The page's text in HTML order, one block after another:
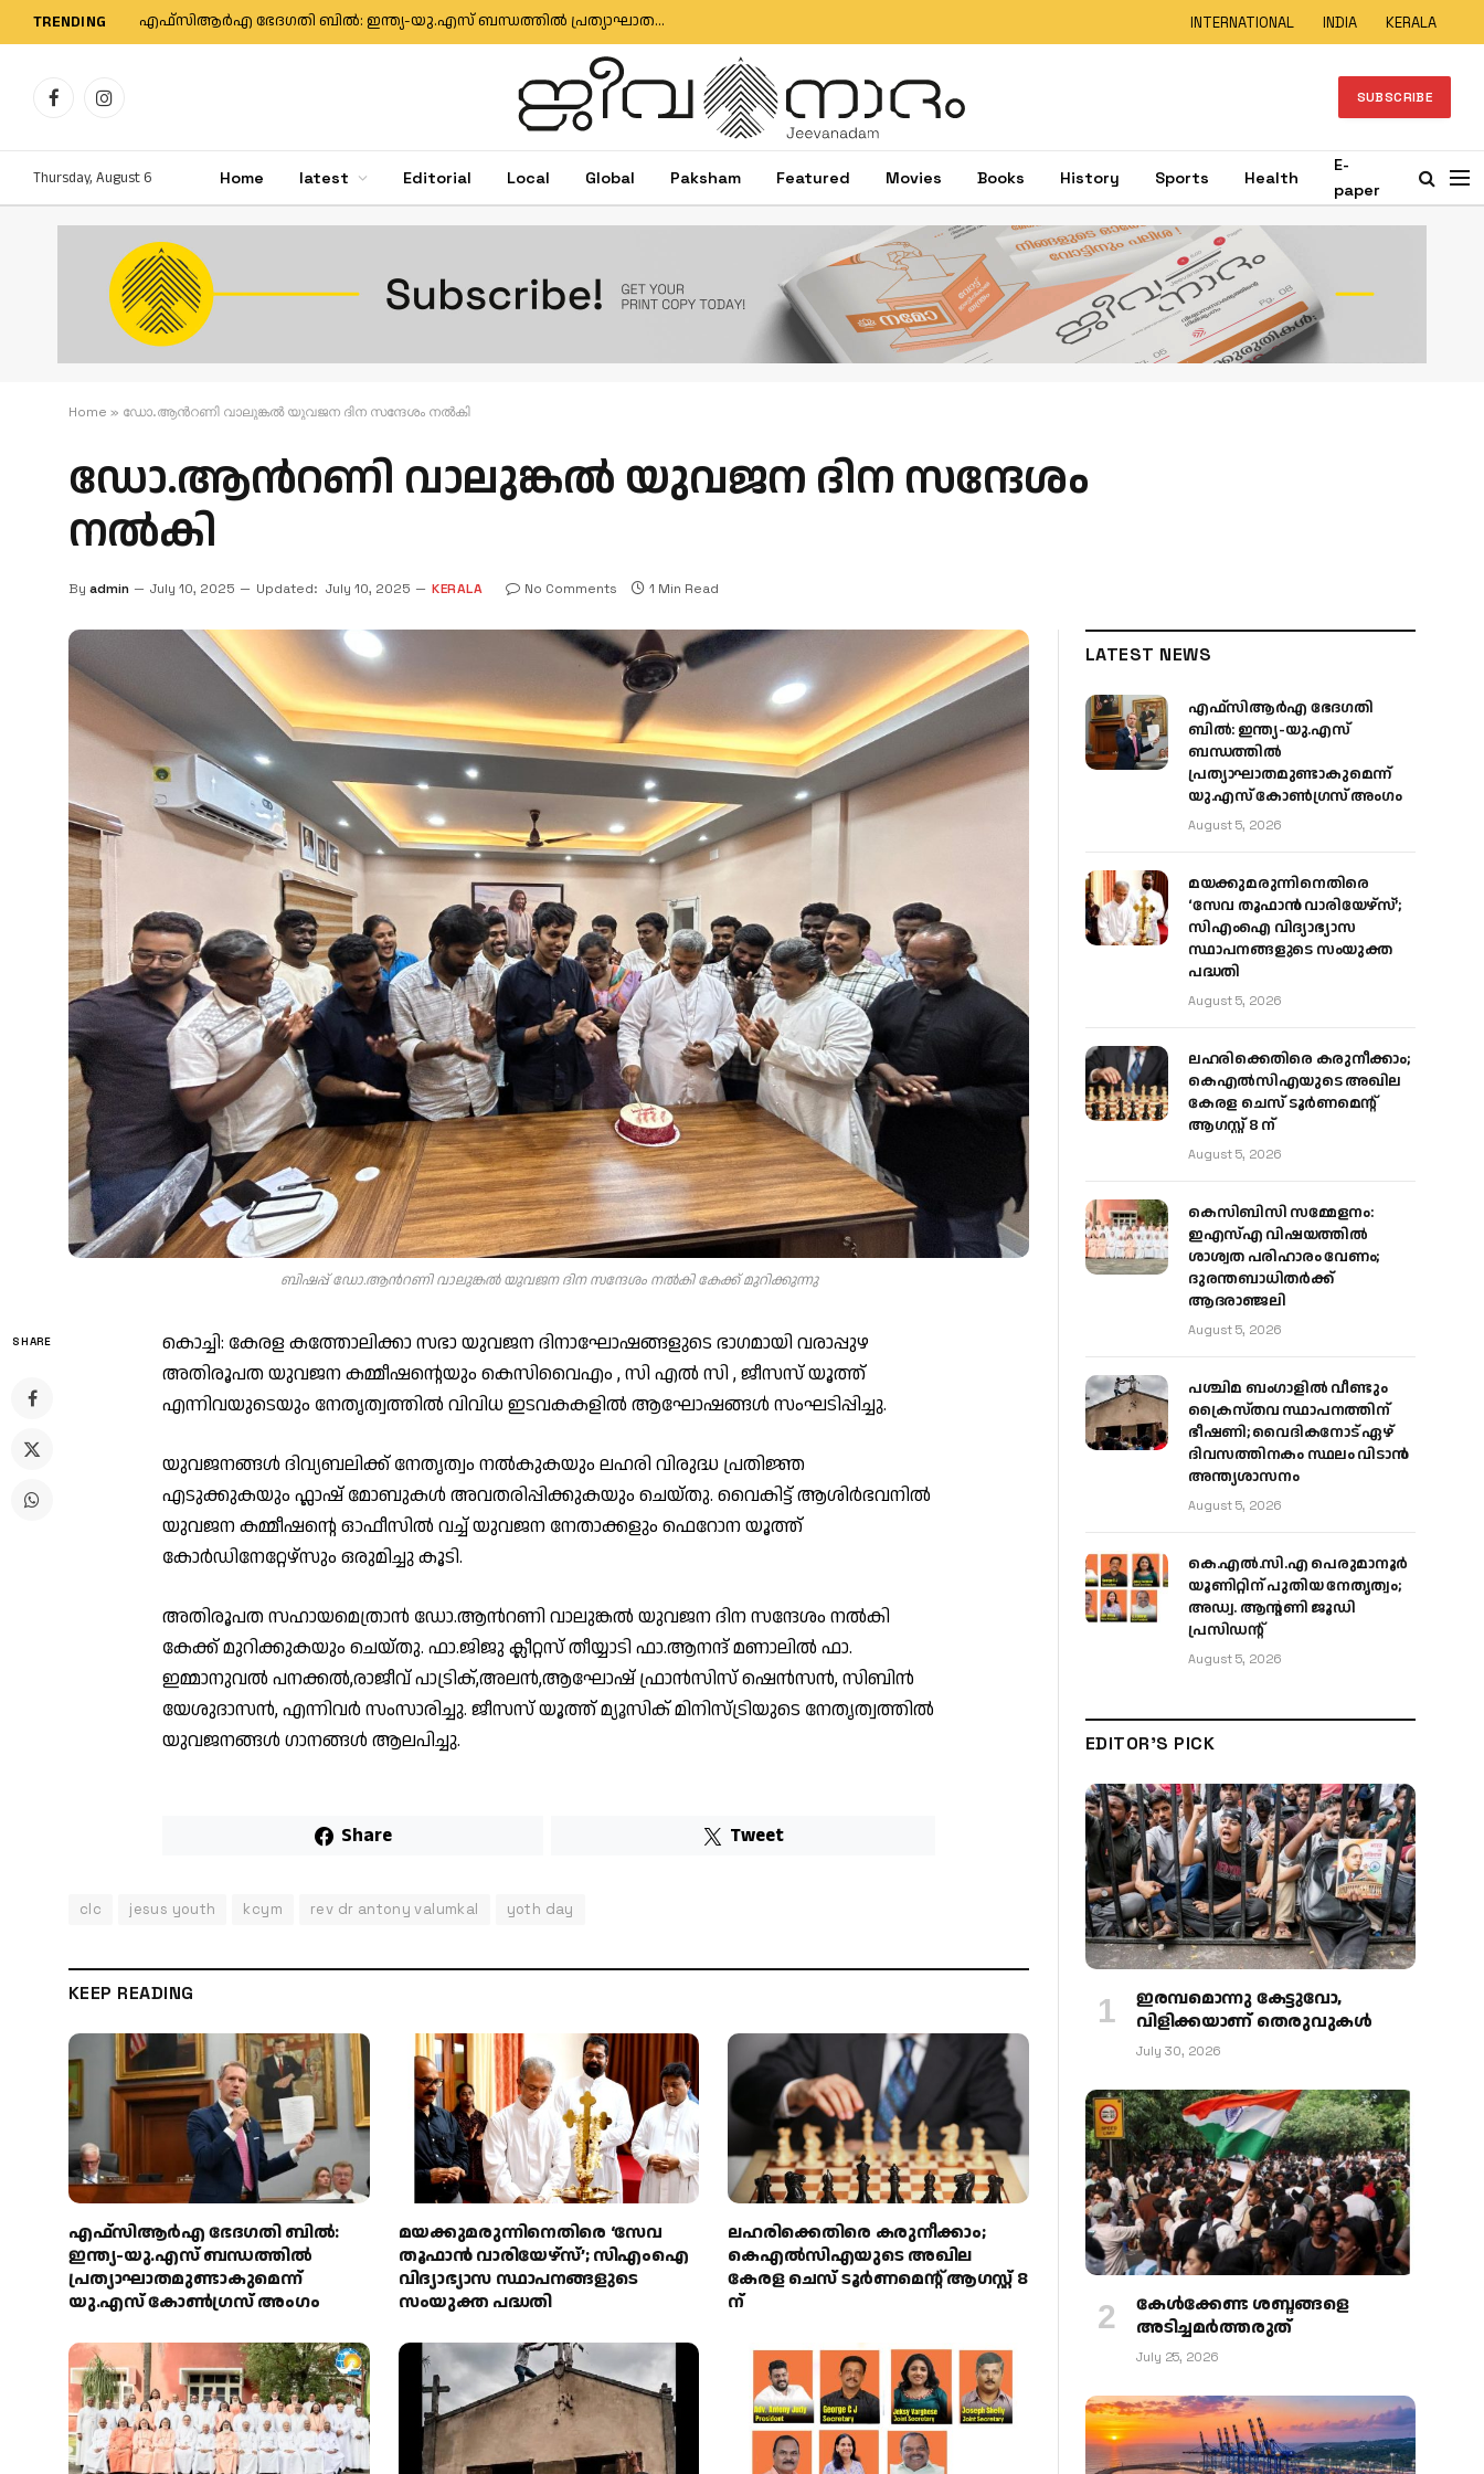
TRENDING എഫ്‌സിആർഎ ഭേദഗതി ബിൽ: ഇന്ത്യ-യു.എസ് ബന്ധത്തിൽ പ്രത്യാഘാതമുണ്ടാകുമെന്ന് യു.എസ് കോൺഗ്രസ് അംഗം INTERNATIONAL INDIA KERALA
FacebookInstagram SUBSCRIBE
Thursday, August 6 Home latest Editorial Local Global Paksham Featured Movies Books History Sports Health
E-
paper
Home » ഡോ.ആൻറണി വാലുങ്കൽ യുവജന ദിന സന്ദേശം നൽകി
ഡോ.ആൻറണി വാലുങ്കൽ യുവജന ദിന സന്ദേശം
നൽകി
By admin July 10, 2025 Updated: July 10, 2025 KERALA No Comments 1 Min Read
ബിഷപ്പ് ഡോ.ആൻറണി വാലുങ്കൽ യുവജന ദിന സന്ദേശം നൽകി കേക്ക് മുറിക്കുന്നു
SHARE
കൊച്ചി: കേരള കത്തോലിക്കാ സഭാ യുവജന ദിനാഘോഷങ്ങളുടെ ഭാഗമായി വരാപ്പുഴ
അതിരൂപത യുവജന കമ്മീഷന്റെയും കെസിവൈഎം , സി എൽ സി , ജീസസ് യൂത്ത്
എന്നിവയുടെയും നേതൃത്വത്തിൽ വിവിധ ഇടവകകളിൽ ആഘോഷങ്ങൾ സംഘടിപ്പിച്ചു.
യുവജനങ്ങൾ ദിവ്യബലിക്ക് നേതൃത്വം നൽകുകയും ലഹരി വിരുദ്ധ പ്രതിജ്ഞ
എടുക്കുകയും ഫ്ലാഷ് മോബുകൾ അവതരിപ്പിക്കുകയും ചെയ്തു. വൈകിട്ട് ആശിർഭവനിൽ
യുവജന കമ്മീഷന്റെ ഓഫീസിൽ വച്ച് യുവജന നേതാക്കളും ഫെറോന യൂത്ത്
കോർഡിനേറ്റേഴ്സും ഒരുമിച്ചു കൂടി.
അതിരൂപത സഹായമെത്രാൻ ഡോ.ആൻറണി വാലുങ്കൽ യുവജന ദിന സന്ദേശം നൽകി
കേക്ക് മുറിക്കുകയും ചെയ്തു. ഫാ.ജിജു ക്ലീറ്റസ് തീയ്യാടി ഫാ.ആനന്ദ് മണാലില്‍ ഫാ.
ഇമ്മാനുവൽ പനക്കൽ,രാജീവ് പാട്രിക്,അലൻ,ആഘോഷ് ഫ്രാൻസിസ് ഷെൻസൻ, സിബിൻ
യേശുദാസൻ, എന്നിവർ സംസാരിച്ചു. ജീസസ് യൂത്ത് മ്യൂസിക് മിനിസ്ട്രിയുടെ നേതൃത്വത്തിൽ
യുവജനങ്ങൾ ഗാനങ്ങൾ ആലപിച്ചു.
Share Tweet
clc jesus youth kcym rev dr antony valumkal yoth day
KEEP READING
എഫ്‌സിആർഎ ഭേദഗതി ബിൽ:
ഇന്ത്യ-യു.എസ് ബന്ധത്തിൽ
പ്രത്യാഘാതമുണ്ടാകുമെന്ന്
യു.എസ് കോൺഗ്രസ് അംഗം
മയക്കുമരുന്നിനെതിരെ ‘സേവ
തൂഫാൻ വാരിയേഴ്‌സ്’; സിഎംഐ
വിദ്യാഭ്യാസ സ്ഥാപനങ്ങളുടെ
സംയുക്ത പദ്ധതി
ലഹരിക്കെതിരെ കരുനീക്കാം;
കെഎൽസിഎയുടെ അഖില
കേരള ചെസ് ടൂർണമെന്റ് ആഗസ്റ്റ് 8
ന്
LATEST NEWS
എഫ്‌സിആർഎ ഭേദഗതി
ബിൽ: ഇന്ത്യ-യു.എസ്
ബന്ധത്തിൽ
പ്രത്യാഘാതമുണ്ടാകുമെന്ന്
യു.എസ് കോൺഗ്രസ് അംഗം
August 5, 2026
മയക്കുമരുന്നിനെതിരെ
‘സേവ തൂഫാൻ വാരിയേഴ്‌സ്’;
സിഎംഐ വിദ്യാഭ്യാസ
സ്ഥാപനങ്ങളുടെ സംയുക്ത
പദ്ധതി
August 5, 2026
ലഹരിക്കെതിരെ കരുനീക്കാം;
കെഎൽസിഎയുടെ അഖില
കേരള ചെസ് ടൂർണമെന്റ്
ആഗസ്റ്റ് 8 ന്
August 5, 2026
കെസിബിസി സമ്മേളനം:
ഇഎസ്എ വിഷയത്തിൽ
ശാശ്വത പരിഹാരം വേണം;
ദുരന്തബാധിതർക്ക്
ആദരാഞ്ജലി
August 5, 2026
പശ്ചിമ ബംഗാളിൽ വീണ്ടും
ക്രൈസ്തവ സ്ഥാപനത്തിന്
ഭീഷണി; വൈദികനോട് ഏഴ്
ദിവസത്തിനകം സ്ഥലം വിടാൻ
അന്ത്യശാസനം
August 5, 2026
കെ.എൽ.സി.എ പെരുമാനൂർ
യൂണിറ്റിന് പുതിയ നേതൃത്വം;
അഡ്വ. ആന്റണി ജൂഡി
പ്രസിഡന്റ്
August 5, 2026
EDITOR'S PICK
ഇരമ്പമൊന്നു കേട്ടുവോ,
വിളിക്കയാണ് തെരുവുകള്‍
July 30, 2026
കേള്‍ക്കേണ്ട ശബ്ദങ്ങളെ
അടിച്ചമര്‍ത്തരുത്
July 25, 2026